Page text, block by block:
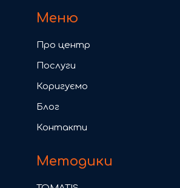
Меню
Про центр
Послуги
Коригуємо
Блог
Контакти
Методики